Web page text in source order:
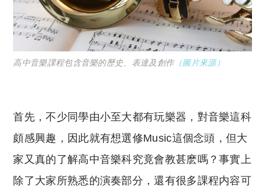
高中音樂課程包含音樂的歷史、表達及創作（圖片來源）
首先，不少同學由小至大都有玩樂器，對音樂這科
頗感興趣，因此就有想選修Music這個念頭，但大
家又真的了解高中音樂科究竟會教甚麽嗎？事實上
除了大家所熟悉的演奏部分，還有很多課程内容可